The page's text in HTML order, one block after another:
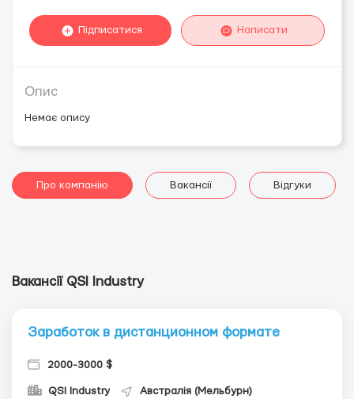
Підписатися Написати
Опис
Немає опису
Про компанію Вакансії Відгуки
Вакансії QSI Industry
Заработок в дистанционном формате
2000-3000 $
QSI Industry Австралія (Мельбурн)